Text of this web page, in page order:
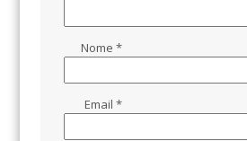
Nome *
Email *